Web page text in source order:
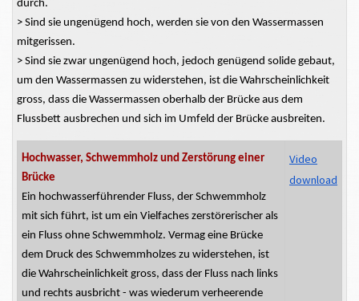
durch.
> Sind sie ungenügend hoch, werden sie von den Wassermassen
mitgerissen.
> Sind sie zwar ungenügend hoch, jedoch genügend solide gebaut,
um den Wassermassen zu widerstehen, ist die Wahrscheinlichkeit
gross, dass die Wassermassen oberhalb der Brücke aus dem
Flussbett ausbrechen und sich im Umfeld der Brücke ausbreiten.
Hochwasser, Schwemmholz und Zerstörung einer
Brücke
Ein hochwasserführender Fluss, der Schwemmholz
mit sich führt, ist um ein Vielfaches zerstörerischer als
ein Fluss ohne Schwemmholz. Vermag eine Brücke
dem Druck des Schwemmholzes zu widerstehen, ist
die Wahrscheinlichkeit gross, dass der Fluss nach links
und rechts ausbricht - was wiederum verheerende
Video
download